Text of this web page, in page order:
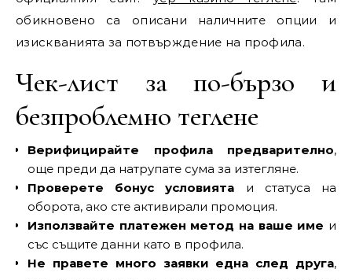
обикновено са описани наличните опции и
изискванията за потвърждение на профила.
Чек-лист за по-бързо и
безпроблемно теглене
Верифицирайте профила предварително,
още преди да натрупате сума за изтегляне.
Проверете бонус условията и статуса на
оборота, ако сте активирали промоция.
Използвайте платежен метод на ваше име и
със същите данни като в профила.
Не правете много заявки една след друга,